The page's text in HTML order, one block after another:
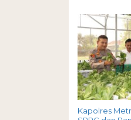
Kapolres